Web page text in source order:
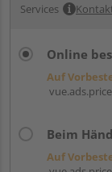
Services
Online
Auf
Beim
Auf